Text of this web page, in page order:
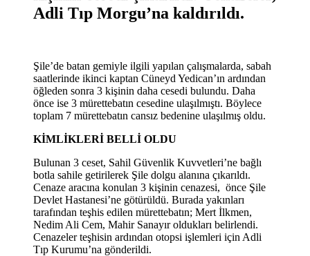
Adli Tıp Morgu’na kaldırıldı.
Şile’de batan gemiyle ilgili yapılan çalışmalarda, sabah
saatlerinde ikinci kaptan Cüneyd Yedican’ın ardından
öğleden sonra 3 kişinin daha cesedi bulundu. Daha
önce ise 3 mürettebatın cesedine ulaşılmıştı. Böylece
toplam 7 mürettebatın cansız bedenine ulaşılmış oldu.
KİMLİKLERİ BELLİ OLDU
Bulunan 3 ceset, Sahil Güvenlik Kuvvetleri’ne bağlı
botla sahile getirilerek Şile dolgu alanına çıkarıldı.
Cenaze aracına konulan 3 kişinin cenazesi, önce Şile
Devlet Hastanesi’ne götürüldü. Burada yakınları
tarafından teşhis edilen mürettebatın; Mert İlkmen,
Nedim Ali Cem, Mahir Sanayır oldukları belirlendi.
Cenazeler teşhisin ardından otopsi işlemleri için Adli
Tıp Kurumu’na gönderildi.